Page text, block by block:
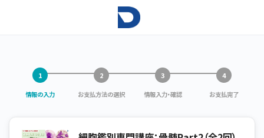
情報の入力 お支払方法の選択 情報入力・確認 お支払完了